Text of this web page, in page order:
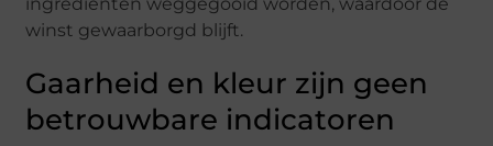
ingrediënten weggegooid worden, waardoor de
winst gewaarborgd blijft.
Gaarheid en kleur zijn geen
betrouwbare indicatoren